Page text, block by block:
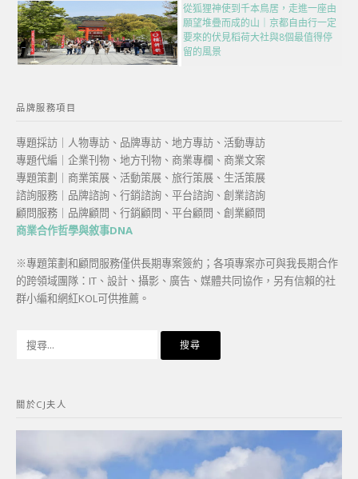
從狐狸神使到千本鳥居，走進一座由
願望堆疊而成的山｜京都自由行一定
要來的伏見稻荷大社與8個最值得停
留的風景
品牌服務項目
專題採訪｜人物專訪、品牌專訪、地方專訪、活動專訪
專題代編｜企業刊物、地方刊物、商業專欄、商業文案
專題策劃｜商業策展、活動策展、旅行策展、生活策展
諮詢服務｜品牌諮詢、行銷諮詢、平台諮詢、創業諮詢
顧問服務｜品牌顧問、行銷顧問、平台顧問、創業顧問
商業合作哲學與敘事DNA
※專題策劃和顧問服務僅供長期專案簽約；各項專案亦可與我長期合作
的跨領域團隊：IT、設計、攝影、廣告、媒體共同協作，另有信賴的社
群小編和網紅KOL可供推薦。
字:
關於CJ夫人